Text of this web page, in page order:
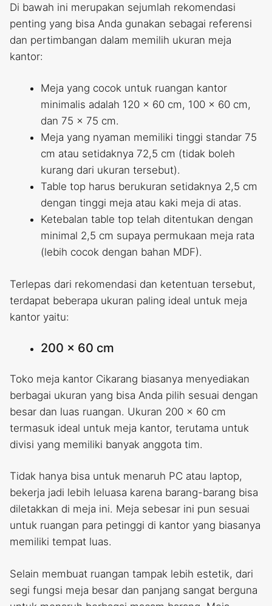
Di bawah ini merupakan sejumlah rekomendasi
penting yang bisa Anda gunakan sebagai referensi
dan pertimbangan dalam memilih ukuran meja
kantor:
Meja yang cocok untuk ruangan kantor
minimalis adalah 120 x 60 cm, 100 x 60 cm,
dan 75 x 75 cm.
Meja yang nyaman memiliki tinggi standar 75
cm atau setidaknya 72,5 cm (tidak boleh
kurang dari ukuran tersebut).
Table top harus berukuran setidaknya 2,5 cm
dengan tinggi meja atau kaki meja di atas.
Ketebalan table top telah ditentukan dengan
minimal 2,5 cm supaya permukaan meja rata
(lebih cocok dengan bahan MDF).
Terlepas dari rekomendasi dan ketentuan tersebut,
terdapat beberapa ukuran paling ideal untuk meja
kantor yaitu:
200 x 60 cm
Toko meja kantor Cikarang biasanya menyediakan
berbagai ukuran yang bisa Anda pilih sesuai dengan
besar dan luas ruangan. Ukuran 200 x 60 cm
termasuk ideal untuk meja kantor, terutama untuk
divisi yang memiliki banyak anggota tim.
Tidak hanya bisa untuk menaruh PC atau laptop,
bekerja jadi lebih leluasa karena barang-barang bisa
diletakkan di meja ini. Meja sebesar ini pun sesuai
untuk ruangan para petinggi di kantor yang biasanya
memiliki tempat luas.
Selain membuat ruangan tampak lebih estetik, dari
segi fungsi meja besar dan panjang sangat berguna